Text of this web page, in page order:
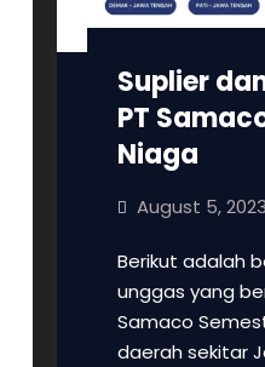
Suplier
PT
Niaga
August 5, 2023
Berikut adalah
unggas yang
Samaco
daerah sekitar